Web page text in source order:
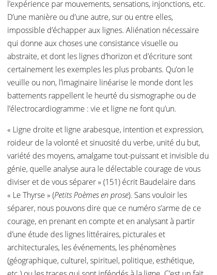
l’expérience par mouvements, sensations, injonctions, etc.
D’une manière ou d’une autre, sur ou entre elles,
impossible d’échapper aux lignes. Aliénation nécessaire
qui donne aux choses une consistance visuelle ou
abstraite, et dont les lignes d’horizon et d’écriture sont
certainement les exemples les plus probants. Qu’on le
veuille ou non, l’imaginaire linéarise le monde dont les
battements rappellent le heurté du sismographe ou de
l’électrocardiogramme : vie et ligne ne font qu’un.
« Ligne droite et ligne arabesque, intention et expression,
roideur de la volonté et sinuosité du verbe, unité du but,
variété des moyens, amalgame tout-puissant et invisible du
génie, quelle analyse aura le délectable courage de vous
diviser et de vous séparer » (151) écrit Baudelaire dans
« Le Thyrse » (Petits Poèmes en prose). Sans vouloir les
séparer, nous pouvons dire que ce numéro s’arme de ce
courage, en prenant en compte et en analysant à partir
d’une étude des lignes littéraires, picturales et
architecturales, les événements, les phénomènes
(géographique, culturel, spirituel, politique, esthétique,